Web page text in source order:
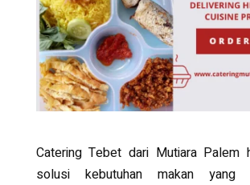
Catering Tebet dari Mutiara Palem
solusi kebutuhan makan yang